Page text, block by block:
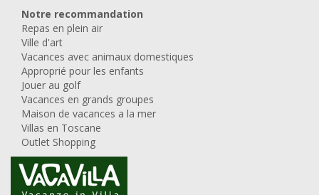
Notre recommandation
Repas en plein air
Ville d'art
Vacances avec animaux domestiques
Approprié pour les enfants
Jouer au golf
Vacances en grands groupes
Maison de vacances a la mer
Villas en Toscane
Outlet Shopping